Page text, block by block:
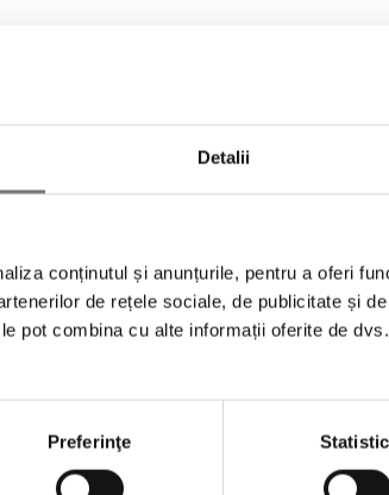
Detalii
conținutul și anunțurile, pentru a oferi
de rețele sociale, de publicitate și
pot combina cu alte informații oferite de
Preferinţe
de la Vagheggi,
o culoare intensă și de lungă durată, fie
Datorită texturii fine și catifelate,
dată. Fiecareblushare la bază
Concepute pentru toate tipurile de ten,
Integrează blush-urile Vagheggi în rutina
în fiecare zi!